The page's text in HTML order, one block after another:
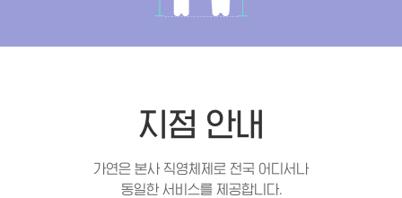
지점 안내
가연은 본사 직영체제로 전국 어디서나
동일한 서비스를 제공합니다.